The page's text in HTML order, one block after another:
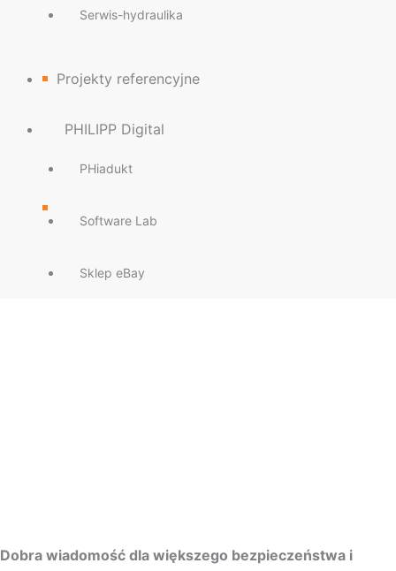
Serwis-hydraulika
Projekty referencyjne
PHILIPP Digital
PHiadukt
Software Lab
Sklep eBay
Dobra wiadomość dla większego bezpieczeństwa i